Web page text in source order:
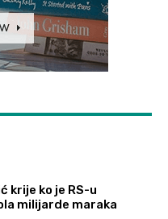
krije ko je RS-u
milijarde maraka